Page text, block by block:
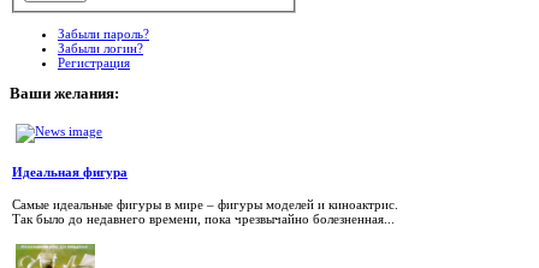
Забыли пароль?
Забыли логин?
Регистрация
Ваши желания:
Идеальная фигура
Самые идеальные фигуры в мире – фигуры моделей и киноактрис.
Так было до недавнего времени, пока чрезвычайно болезненная...